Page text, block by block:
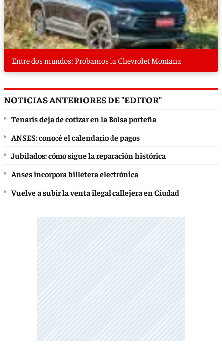
Entre dos mundos: Probamos la Chevrolet Montana
NOTICIAS ANTERIORES DE "EDITOR"
Tenaris deja de cotizar en la Bolsa porteña
ANSES: conocé el calendario de pagos
Jubilados: cómo sigue la reparación histórica
Anses incorpora billetera electrónica
Vuelve a subir la venta ilegal callejera en Ciudad